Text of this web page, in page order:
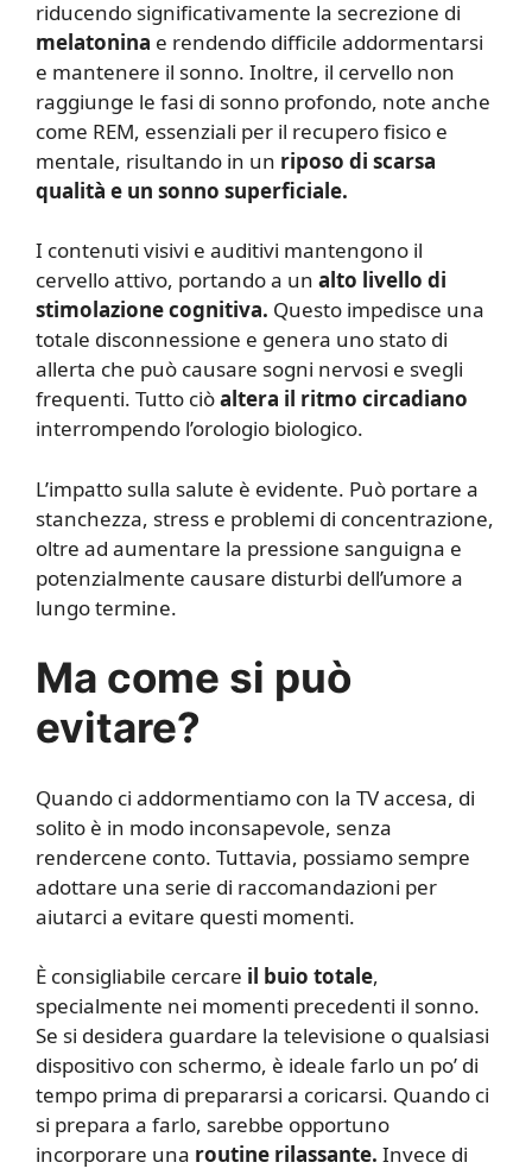
riducendo significativamente la secrezione di
melatonina e rendendo difficile addormentarsi
e mantenere il sonno. Inoltre, il cervello non
raggiunge le fasi di sonno profondo, note anche
come REM, essenziali per il recupero fisico e
mentale, risultando in un riposo di scarsa
qualità e un sonno superficiale.
I contenuti visivi e auditivi mantengono il
cervello attivo, portando a un alto livello di
stimolazione cognitiva. Questo impedisce una
totale disconnessione e genera uno stato di
allerta che può causare sogni nervosi e svegli
frequenti. Tutto ciòaltera il ritmo circadiano
interrompendo l’orologio biologico.
L’impatto sulla salute è evidente. Può portare a
stanchezza, stress e problemi di concentrazione,
oltre ad aumentare la pressione sanguigna e
potenzialmente causare disturbi dell’umore a
lungo termine.
Ma come si può
evitare?
Quando ci addormentiamo con la TV accesa, di
solito è in modo inconsapevole, senza
rendercene conto. Tuttavia, possiamo sempre
adottare una serie di raccomandazioni per
aiutarci a evitare questi momenti.
È consigliabile cercare il buio totale,
specialmente nei momenti precedenti il sonno.
Se si desidera guardare la televisione o qualsiasi
dispositivo con schermo, è ideale farlo un po’ di
tempo prima di prepararsi a coricarsi. Quando ci
si prepara a farlo, sarebbe opportuno
incorporare una routine rilassante. Invece di